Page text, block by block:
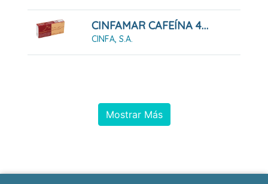
CINFAMAR CAFEÍNA 4 COMPRIMIDOS RECUBIERTOS
CINFA, S.A.
Mostrar Más